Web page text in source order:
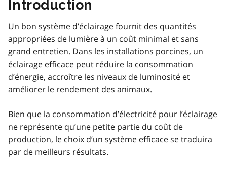
Introduction
Un bon système d’éclairage fournit des quantités
appropriées de lumière à un coût minimal et sans
grand entretien. Dans les installations porcines, un
éclairage efficace peut réduire la consommation
d’énergie, accroître les niveaux de luminosité et
améliorer le rendement des animaux.
Bien que la consommation d’électricité pour l’éclairage
ne représente qu’une petite partie du coût de
production, le choix d’un système efficace se traduira
par de meilleurs résultats.